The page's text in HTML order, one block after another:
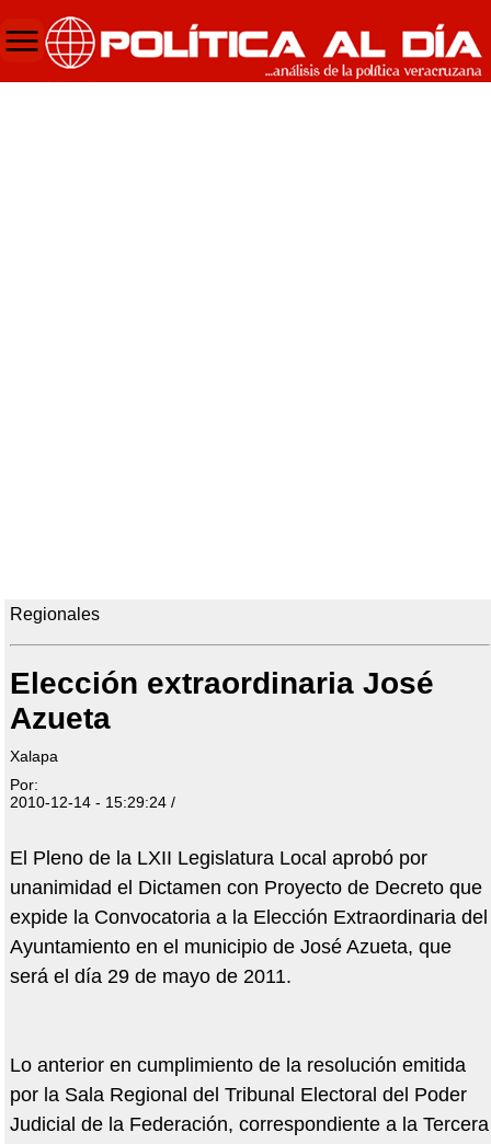
Regionales
Elección extraordinaria José
Azueta
Xalapa
Por:
2010-12-14 - 15:29:24 /
El Pleno de la LXII Legislatura Local aprobó por
unanimidad el Dictamen con Proyecto de Decreto que
expide la Convocatoria a la Elección Extraordinaria del
Ayuntamiento en el municipio de José Azueta, que
será el día 29 de mayo de 2011.
Lo anterior en cumplimiento de la resolución emitida
por la Sala Regional del Tribunal Electoral del Poder
Judicial de la Federación, correspondiente a la Tercera